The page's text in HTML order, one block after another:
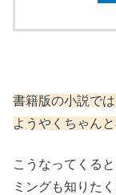
書籍版の小説で
ようやくちゃん
こうなってくる
ミングも知りた